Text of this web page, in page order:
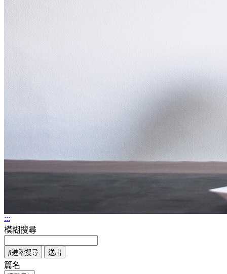
:::
模糊搜尋
進階搜尋
篇名